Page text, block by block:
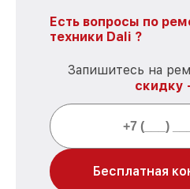
Есть вопросы по
техники Dali ?
Запишитесь на
скидку
Бесплатная